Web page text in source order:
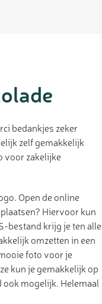
bedankjes zeker
zelf gemakkelijk
voor zakelijke
Open de online
Hiervoor kun
bestand krijg je ten alle
omzetten in een
foto voor je
kun je gemakkelijk op
ook mogelijk. Helemaal